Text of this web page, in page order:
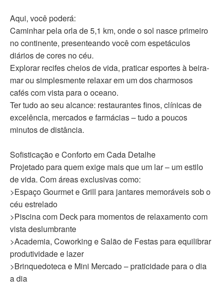
Aqui, você poderá:
Caminhar pela orla de 5,1 km, onde o sol nasce primeiro
no continente, presenteando você com espetáculos
diários de cores no céu.
Explorar recifes cheios de vida, praticar esportes à beira-
mar ou simplesmente relaxar em um dos charmosos
cafés com vista para o oceano.
Ter tudo ao seu alcance: restaurantes finos, clínicas de
excelência, mercados e farmácias – tudo a poucos
minutos de distância.
Sofisticação e Conforto em Cada Detalhe
Projetado para quem exige mais que um lar – um estilo
de vida. Com áreas exclusivas como:
>Espaço Gourmet e Grill para jantares memoráveis sob o
céu estrelado
>Piscina com Deck para momentos de relaxamento com
vista deslumbrante
>Academia, Coworking e Salão de Festas para equilibrar
produtividade e lazer
>Brinquedoteca e Mini Mercado – praticidade para o dia
a dia